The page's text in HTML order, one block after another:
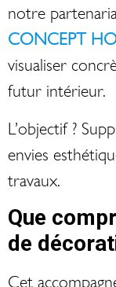
notre
CONCEPT
visualiser
futur intérieur.
L’objectif ?
envies
travaux.
Que
de
Cet